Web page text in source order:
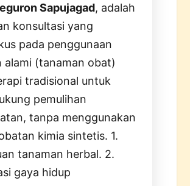
Sapujagad, adalah
konsultasi yang
pada penggunaan
alami (tanaman obat)
tradisional untuk
pemulihan
tanpa menggunakan
kimia sintetis. 1.
tanaman herbal. 2.
gaya hidup